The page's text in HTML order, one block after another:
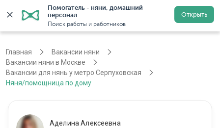
Помогатель - няни, домашний
персонал
Поиск работы и работников
Открыть
Регистрация
Главная
Вакансии няни
Вакансии няни в Москве
Вакансии для нянь у метро Серпуховская
Няня/помощница по дому
Аделина Алексеевна